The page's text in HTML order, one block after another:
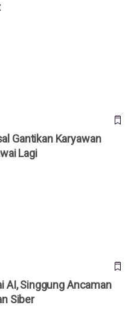
Gantikan Karyawan
Lagi
AI, Singgung Ancaman
Siber